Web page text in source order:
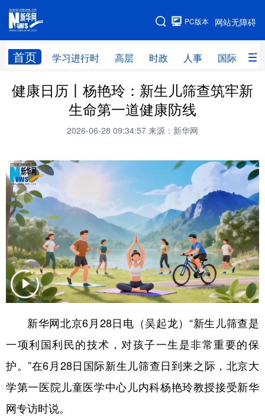
网站无障碍
PC版本
首页 学习进行时 高层 时政 人事 国际 财
网站地图
学习进行时 高层 时政 人事
财经 网评
全球连线
科技 科创 量子 体育
文化 健康 军事
访谈 视频 图片 政务
法律 中央文件 金融 汽车
食品 人居 信息化 数字经济
学术中国 乡村振兴 银龄 溯源中国
彩票 娱乐 时尚 悦读
公益 一带一路 亚太网 上市公司
文化产业
健康日历丨杨艳玲：新生儿筛查筑牢新
生命第一道健康防线
2026-06-28 09:34:57 来源：新华网
新华网北京6月28日电（吴起龙）“新生儿筛查是
一项利国利民的技术，对孩子一生是非常重要的保
护。”在6月28日国际新生儿筛查日到来之际，北京大
学第一医院儿童医学中心儿内科杨艳玲教授接受新华
网专访时说。